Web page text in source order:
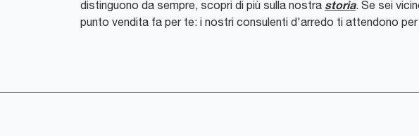
distinguono da sempre, scopri di più sulla nostra storia. Se sei
punto vendita fa per te: i nostri consulenti d'arredo ti attendono